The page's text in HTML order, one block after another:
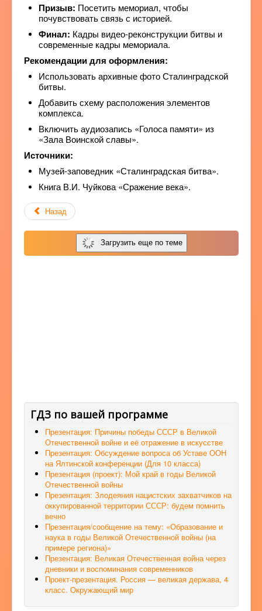
Призыв: Посетить мемориал, чтобы
почувствовать связь с историей.
Финал: Кадры видео-реконструкции битвы и
современные кадры мемориала.
Рекомендации для оформления:
Использовать архивные фото Сталинградской
битвы.
Добавить схему расположения элементов
комплекса.
Включить аудиозапись «Голоса памяти» из
«Зала Воинской славы».
Источники:
Музей-заповедник «Сталинградская битва».
Книга В.И. Чуйкова «Сражение века».
Назад
Загрузить еще по теме
ГДЗ по вашей программе
Презентация: Причины победы СССР в Великой
Отечественной войне и её отражение в искусстве
Презентация: Обсуждение вопроса об Уставе ООН
на Ялтинской конференции (Для 10 класса)
Презентация (проект): Мой край в годы Великой
Отечественной войны
Презентация: Злодеяния нацистских захватчиков на
оккупированной территории СССР: будем помнить
вечно
Презентация/сообщение на тему: «Образование и
наука в годы Великой Отечественной войны (на
примере региона)»
Презентация: Великая Отечественная война через
дневники и воспоминания современников
Проект-презентация. Россия — великая держава, 4
класс. Окружающий мир